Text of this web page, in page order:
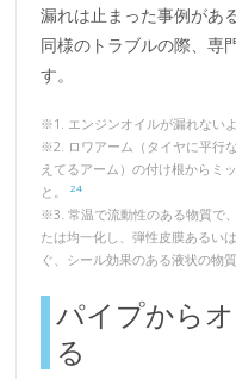
漏れは止まった事例があ
同様のトラブルの際、専
す。
※1. エンジンオイルが漏れない
※2. ロワアーム（タイヤに平行
えてるアーム）の付け根からミ
と。24
※3. 常温で流動性のある物質で
たは均一化し、弾性皮膜あるい
ぐ、シール効果のある液状の物
パイプから
る